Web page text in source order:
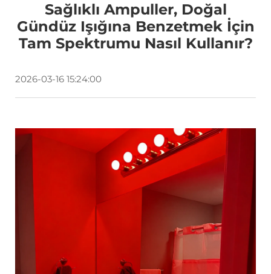
Sağlıklı Ampuller, Doğal
Gündüz Işığına Benzetmek İçin
Tam Spektrumu Nasıl Kullanır?
2026-03-16 15:24:00